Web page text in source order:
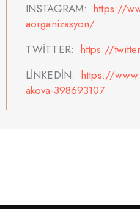
INSTAGRAM: https://
aorganizasyon/
TWİTTER: https://
LİNKEDİN: https://
akova-398693107